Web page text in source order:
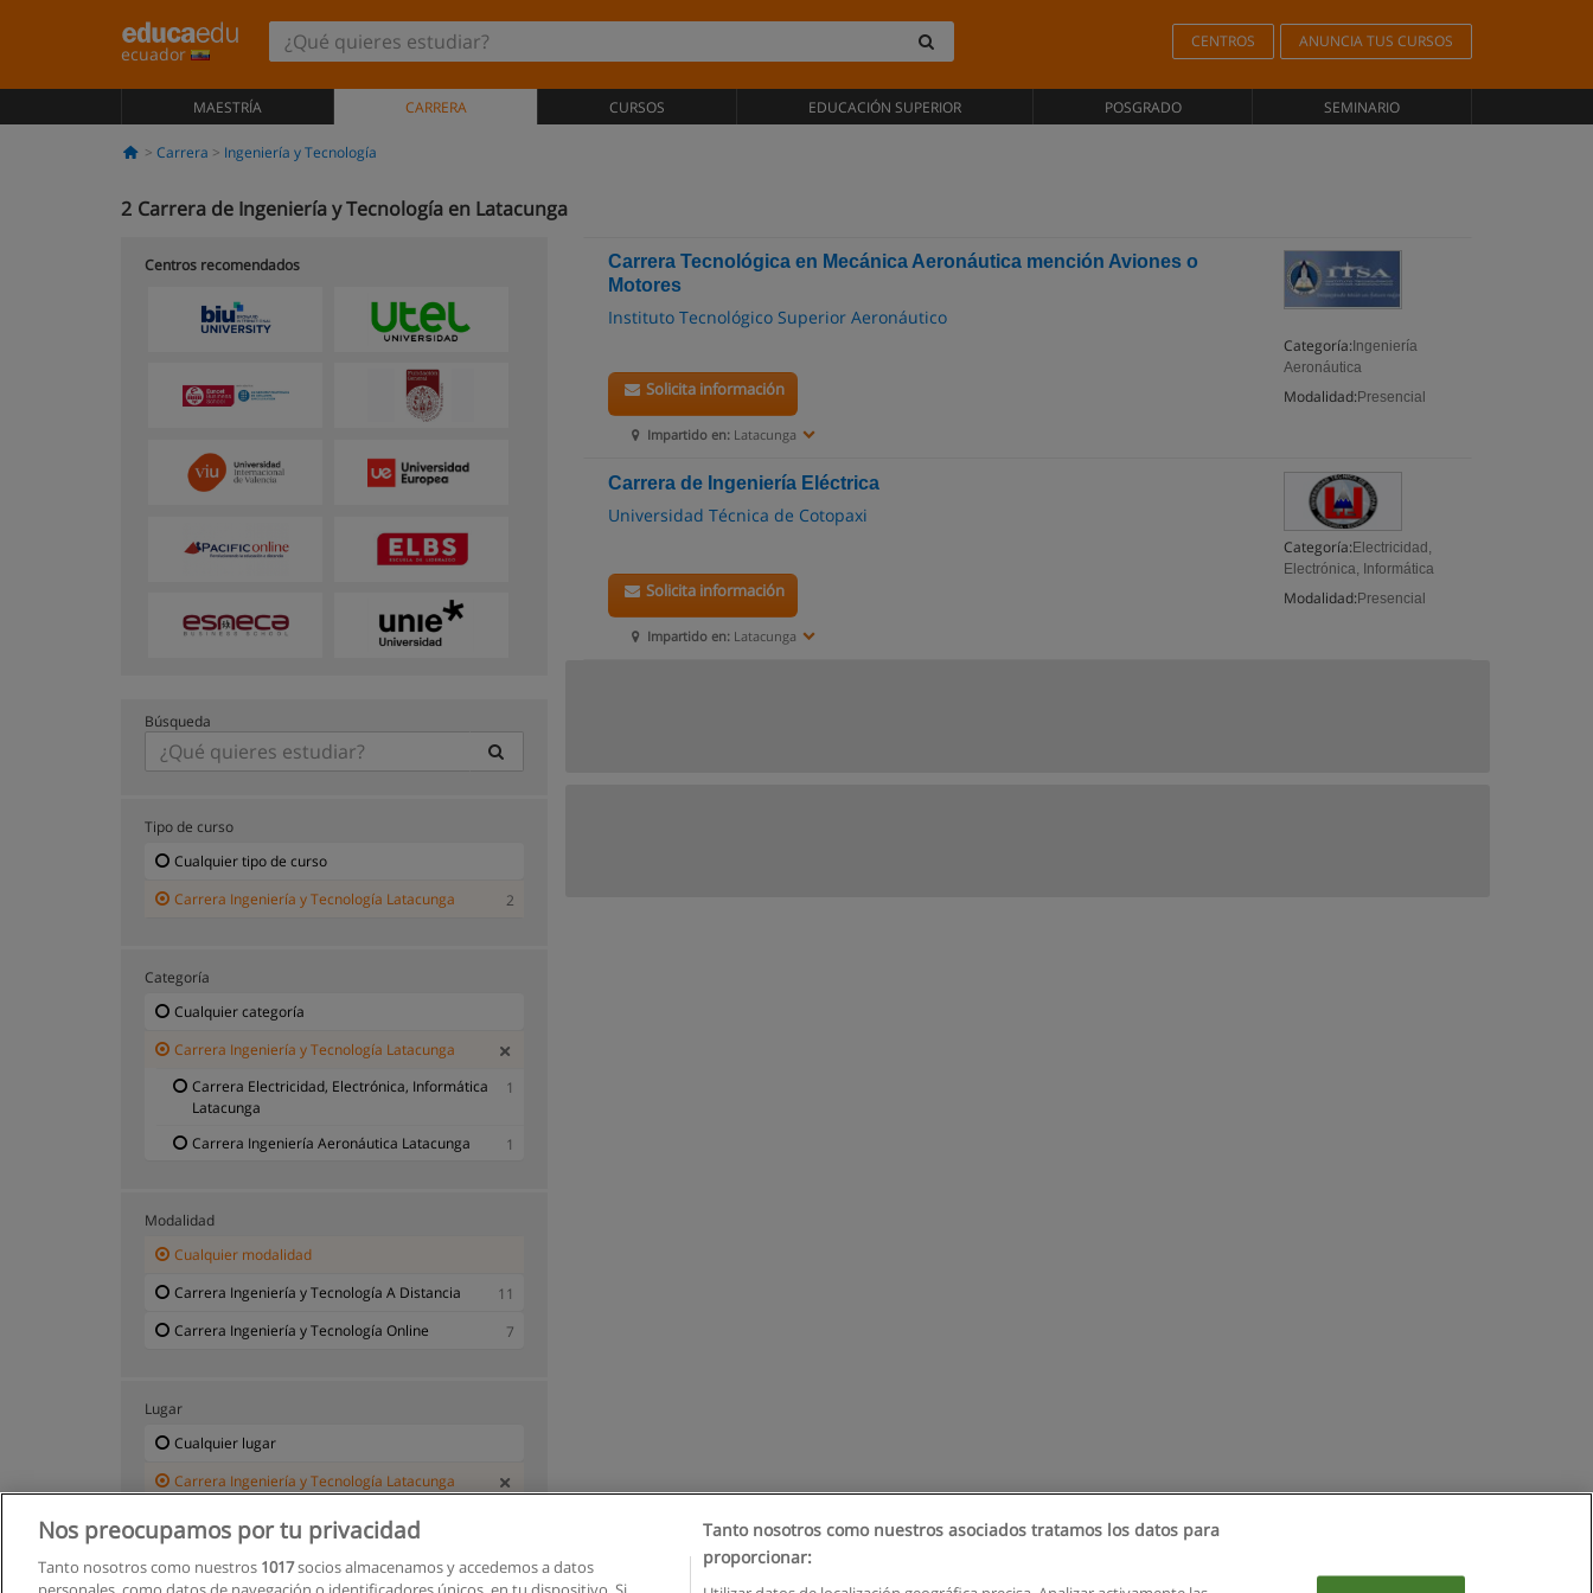
ecuador
CENTROS ANUNCIA TUS CURSOS
MAESTRÍA CARRERA CURSOS EDUCACIÓN SUPERIOR POSGRADO SEMINARIO
Carrera Ingeniería y Tecnología
2 Carrera de Ingeniería y Tecnología en Latacunga
Carrera Tecnológica en Mecánica Aeronáutica mención Aviones o
Motores
Instituto Tecnológico Superior Aeronáutico
Categoría: Ingeniería
Aeronáutica
Modalidad: Presencial
Impartido en: Latacunga
Solicita información
Carrera de Ingeniería Eléctrica
Universidad Técnica de Cotopaxi
Categoría: Electricidad,
Electrónica, Informática
Modalidad: Presencial
Impartido en: Latacunga
Solicita información
Centros recomendados
Búsqueda
Tipo de curso
Cualquier tipo de curso
Carrera Ingeniería y Tecnología Latacunga
2
Categoría
Cualquier categoría
Carrera Ingeniería y Tecnología Latacunga
Carrera Electricidad, Electrónica, Informática
Latacunga
1
Carrera Ingeniería Aeronáutica Latacunga 1
Modalidad
Cualquier modalidad
Carrera Ingeniería y Tecnología A Distancia
11
Carrera Ingeniería y Tecnología Online
7
Lugar
Cualquier lugar
Carrera Ingeniería y Tecnología Latacunga
Nos preocupamos por tu privacidad
Tanto nosotros como nuestros 1017socios almacenamos y accedemos a datos
Tanto nosotros como nuestros asociados tratamos los datos para
proporcionar: